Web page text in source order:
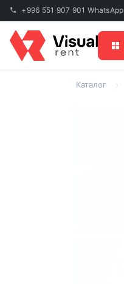
+996 551 907 901 WhatsApp
Каталог